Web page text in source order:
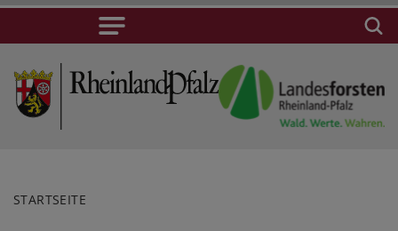
STARTSEITE